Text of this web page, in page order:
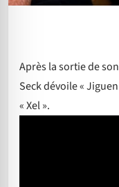
Après la sortie de
Seck dévoile «
« Xel ».